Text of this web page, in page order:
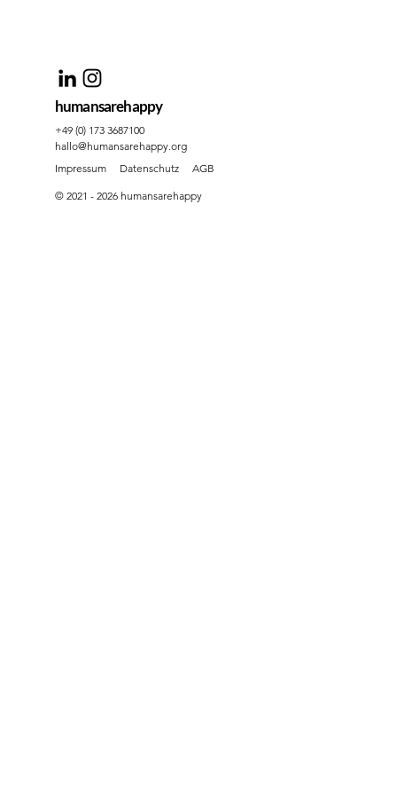
humansarehappy
+49 (0) 173 3687100
hallo@humansarehappy.org
Impressum
Datenschutz AGB
© 2021 - 2026 humansarehappy